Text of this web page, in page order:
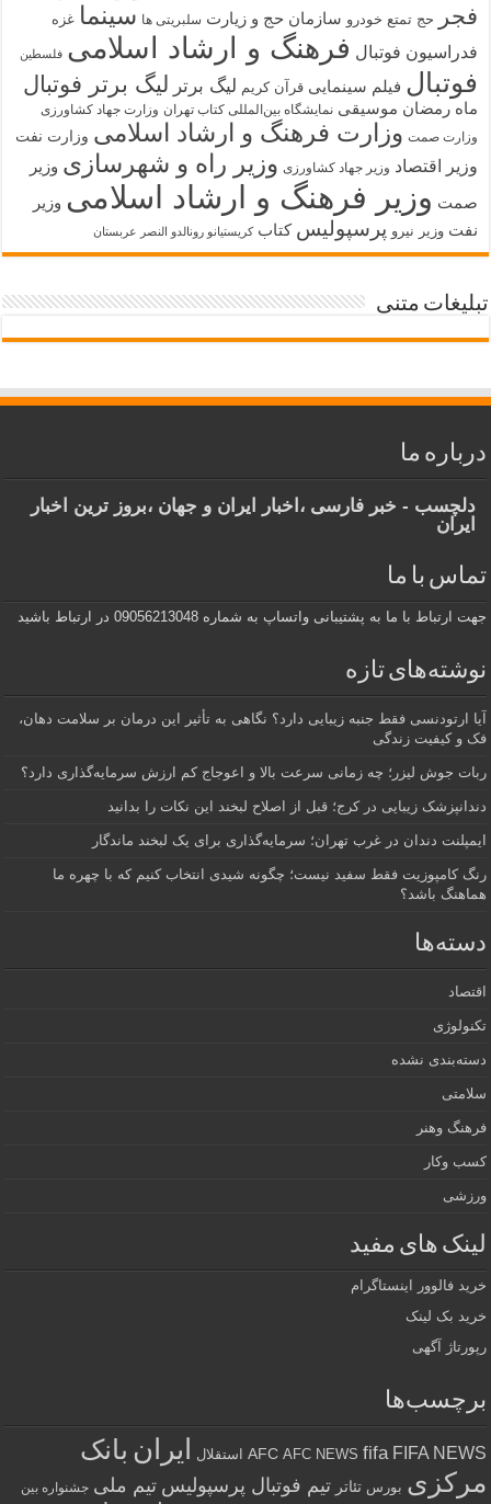
فجر
حج تمتع خودرو سازمان حج و زیارت سلبریتی ها سینما غزه
فدراسیون فوتبال فرهنگ و ارشاد اسلامی فلسطین
فوتبال فیلم سینمایی قرآن کریم لیگ برتر لیگ برتر فوتبال
ماه رمضان موسیقی نمایشگاه بین‌المللی کتاب تهران وزارت جهاد کشاورزی
وزارت صمت وزارت فرهنگ و ارشاد اسلامی وزارت نفت
وزیر اقتصاد وزیر جهاد کشاورزی وزیر راه و شهرسازی وزیر
صمت وزیر فرهنگ و ارشاد اسلامی وزیر
نفت وزیر نیرو پرسپولیس کتاب کریستیانو رونالدو النصر عربستان
تبلیغات متنی
درباره ما
دلچسب - خبر فارسی ،اخبار ایران و جهان ،بروز ترین اخبار
ایران
تماس با ما
جهت ارتباط با ما به پشتیبانی واتساپ به شماره 09056213048 در ارتباط باشید
نوشته‌های تازه
آیا ارتودنسی فقط جنبه زیبایی دارد؟ نگاهی به تأثیر این درمان بر سلامت دهان،
فک و کیفیت زندگی
ربات جوش لیزر؛ چه زمانی سرعت بالا و اعوجاج کم ارزش سرمایه‌گذاری دارد؟
دندانپزشک زیبایی در کرج؛ قبل از اصلاح لبخند این نکات را بدانید
ایمپلنت دندان در غرب تهران؛ سرمایه‌گذاری برای یک لبخند ماندگار
رنگ کامپوزیت فقط سفید نیست؛ چگونه شیدی انتخاب کنیم که با چهره ما
هماهنگ باشد؟
دسته‌ها
اقتصاد
تکنولوژی
دسته‌بندی نشده
سلامتی
فرهنگ وهنر
کسب وکار
ورزشی
لینک های مفید
خرید فالوور اینستاگرام
خرید بک لینک
رپورتاژ آگهی
برچسب‌ها
AFC AFC NEWS fifa FIFA NEWS استقلال ایران بانک
مرکزی بورس تئاتر تیم فوتبال پرسپولیس تیم ملی جشنواره بین